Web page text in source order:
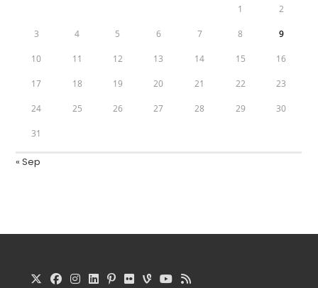
1 2
3 4 5 6 7 8 9
10 11 12 13 14 15 16
17 18 19 20 21 22 23
24 25 26 27 28 29 30
31
« Sep